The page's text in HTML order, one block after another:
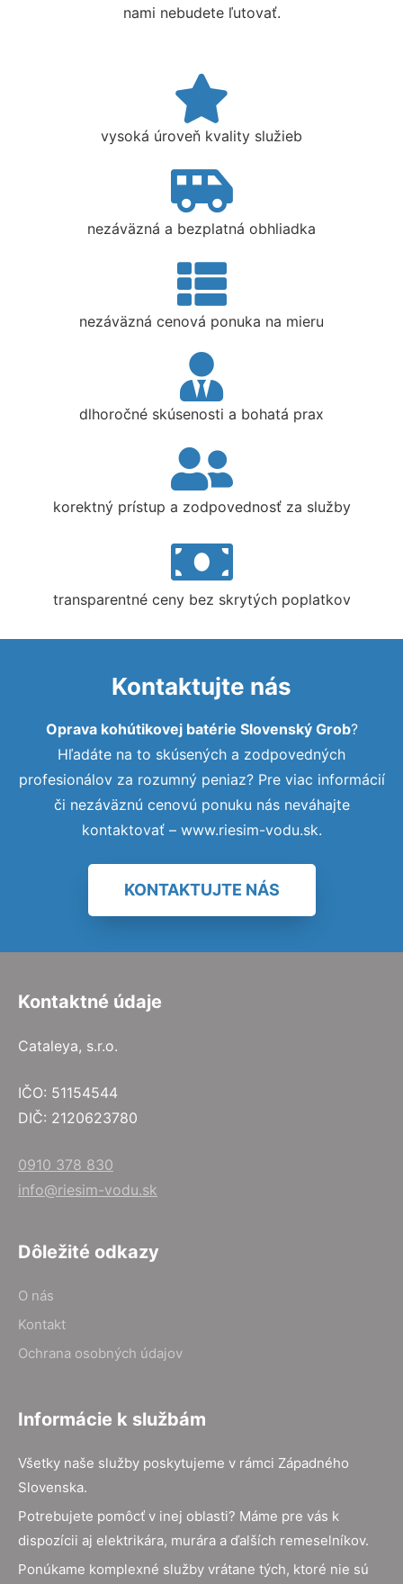
nami nebudete ľutovať.
vysoká úroveň kvality služieb
nezáväzná a bezplatná obhliadka
nezáväzná cenová ponuka na mieru
dlhoročné skúsenosti a bohatá prax
korektný prístup a zodpovednosť za služby
transparentné ceny bez skrytých poplatkov
Kontaktujte nás
Oprava kohútikovej batérie Slovenský Grob?
Hľadáte na to skúsených a zodpovedných
profesionálov za rozumný peniaz? Pre viac informácií
či nezáväznú cenovú ponuku nás neváhajte
kontaktovať – www.riesim-vodu.sk.
KONTAKTUJTE NÁS
Kontaktné údaje
Cataleya, s.r.o.
IČO: 51154544
DIČ: 2120623780
0910 378 830
info@riesim-vodu.sk
Dôležité odkazy
O nás
Kontakt
Ochrana osobných údajov
Informácie k službám
Všetky naše služby poskytujeme v rámci Západného
Slovenska.
Potrebujete pomôcť v inej oblasti? Máme pre vás k
dispozícii aj elektrikára, murára a ďalších remeselníkov.
Ponúkame komplexné služby vrátane tých, ktoré nie sú